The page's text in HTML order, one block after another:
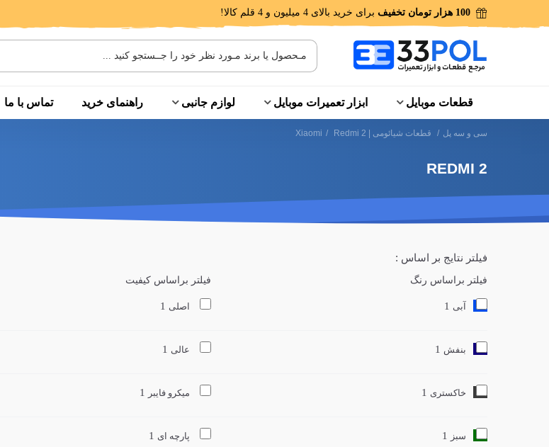
100 هزار تومان تخفیف برای خرید بالای 4 میلیون و 4 قلم کالا!
قطعات موبایل ابزار تعمیرات موبایل لوازم جانبی راهنمای خرید تماس با ما
سی و سه پل / قطعات شیائومی | Xiaomi / Redmi 2
REDMI 2
فیلتر نتایج بر اساس :
فیلتر براساس رنگ
آبی 1
بنفش 1
خاکستری 1
سبز 1
فیلتر براساس کیفیت
اصلی 1
عالی 1
میکرو فایبر 1
پارچه ای 1